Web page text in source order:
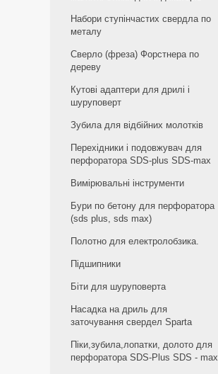
Набори ступінчастих свердла по
металу
Сверло (фреза) Форстнера по
дереву
Кутові адаптери для дрилі і
шуруповерт
Зубила для відбійних молотків
Перехідники і подовжувач для
перфоратора SDS-plus SDS-max
Вимірювальні інструменти
Бури по бетону для перфоратора
(sds plus, sds max)
Полотно для електролобзика.
Підшипники
Біти для шуруповерта
Насадка на дриль для
заточування свердел Sparta
Піки,зубила,лопатки, долото для
перфоратора SDS-Plus SDS - max